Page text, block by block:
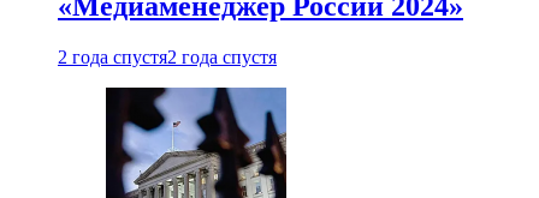
«Медиаменеджер России 2024»
2 года спустя2 года спустя